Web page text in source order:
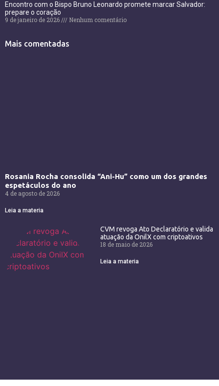
Encontro com o Bispo Bruno Leonardo promete marcar Salvador:
prepare o coração
9 de janeiro de 2026
Nenhum comentário
Mais comentadas
Rosania Rocha consolida “Ani-Hu” como um dos grandes
espetáculos do ano
4 de agosto de 2026
Leia a materia
CVM revoga Ato Declaratório e valida
atuação da OnilX com criptoativos
18 de maio de 2026
Leia a materia